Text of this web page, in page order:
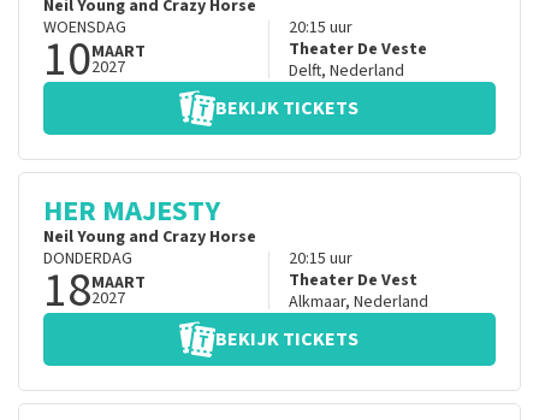
Neil Young and Crazy Horse
WOENSDAG
10MAART
2027
20:15 uur
Theater De Veste
Delft, Nederland
BEKIJK TICKETS
HER MAJESTY
Neil Young and Crazy Horse
DONDERDAG
18MAART
2027
20:15 uur
Theater De Vest
Alkmaar, Nederland
BEKIJK TICKETS